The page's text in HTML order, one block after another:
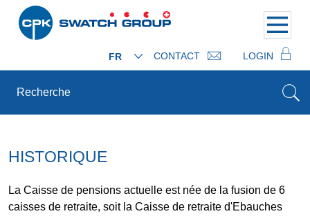
FR CONTACT LOGIN
HISTORIQUE
La Caisse de pensions actuelle est née de la fusion de 6
caisses de retraite, soit la Caisse de retraite d'Ebauches